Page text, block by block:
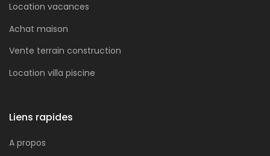
Location vacances
Achat maison
Vente terrain construction
Location villa piscine
Liens rapides
A propos